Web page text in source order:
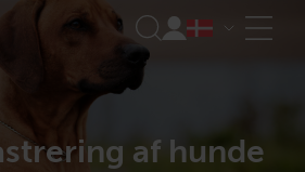
af hunde